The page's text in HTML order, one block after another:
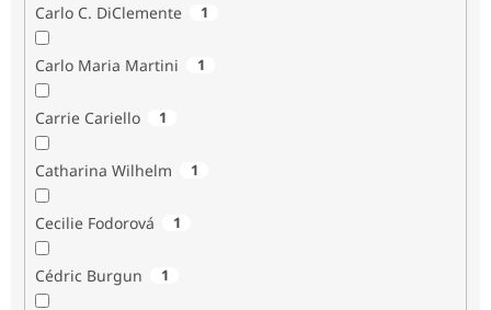
Carlo C. DiClemente 1
Carlo Maria Martini 1
Carrie Cariello 1
Catharina Wilhelm 1
Cecilie Fodorová 1
Cédric Burgun 1